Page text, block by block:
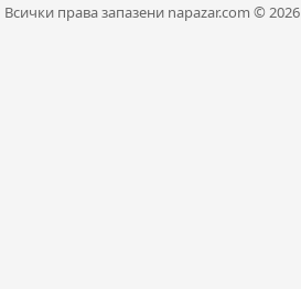
Всички права запазени napazar.com © 2026